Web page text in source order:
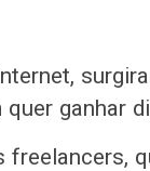
ganhar
freelancers,